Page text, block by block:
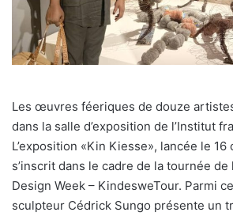
Les œuvres féeriques de douze
dans la salle d’exposition de l’Institut
L’exposition «Kin Kiesse», lancée le 16
s’inscrit dans le cadre de la tournée de
Design Week – KindesweTour. Parmi
sculpteur Cédrick Sungo présente un